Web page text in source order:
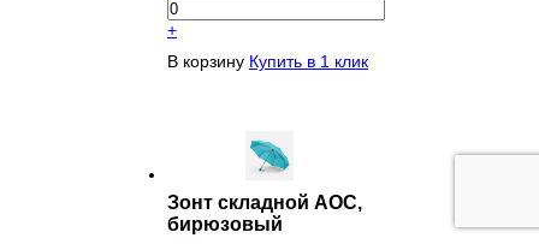
+
В корзину Купить в 1 клик
Зонт складной AOC,
бирюзовый